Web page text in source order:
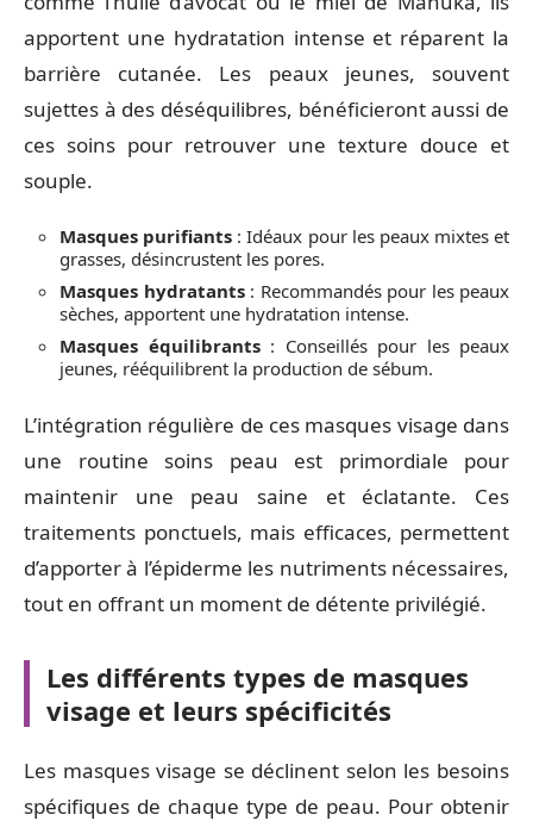
apportent une hydratation intense et réparent la
barrière cutanée. Les peaux jeunes, souvent
sujettes à des déséquilibres, bénéficieront aussi de
ces soins pour retrouver une texture douce et
souple.
Masques purifiants : Idéaux pour les peaux mixtes et
grasses, désincrustent les pores.
Masques hydratants: Recommandés pour les peaux
sèches, apportent une hydratation intense.
Masques équilibrants: Conseillés pour les peaux
jeunes, rééquilibrent la production de sébum.
L’intégration régulière de ces masques visage dans
une routine soins peau est primordiale pour
maintenir une peau saine et éclatante. Ces
traitements ponctuels, mais efficaces, permettent
d’apporter à l’épiderme les nutriments nécessaires,
tout en offrant un moment de détente privilégié.
Les différents types de masques
visage et leurs spécificités
Les masques visage se déclinent selon les besoins
spécifiques de chaque type de peau. Pour obtenir